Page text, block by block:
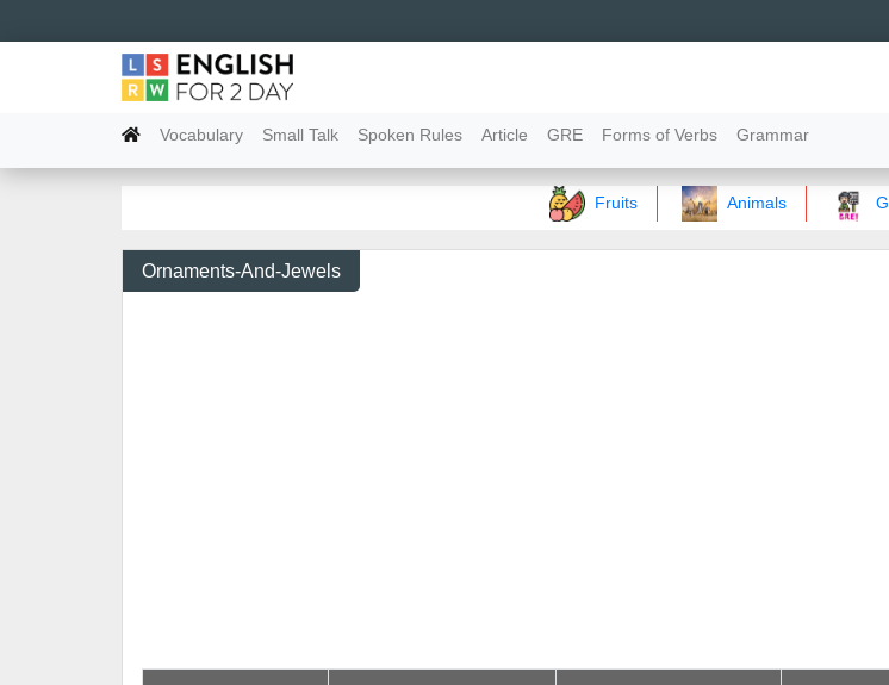
Vocabulary Small Talk Spoken Rules Article GRE Forms of Verbs Grammar
Fruits Animals GRE
Ornaments-And-Jewels